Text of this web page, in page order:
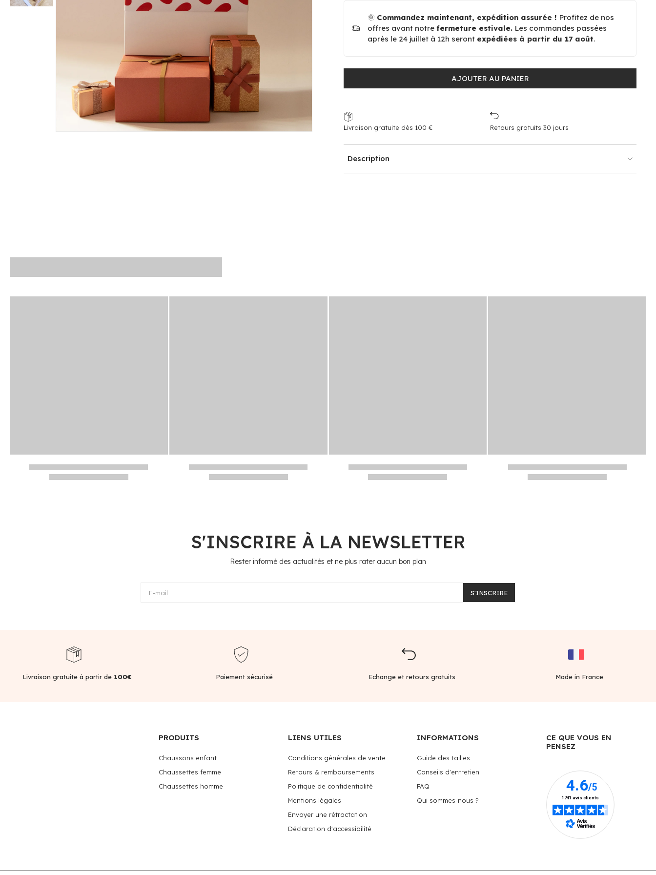
🌞 Commandez maintenant, expédition assurée ! Profitez de nos
offres avant notre fermeture estivale. Les commandes passées
après le 24 juillet à 12h seront expédiées à partir du 17 août.
AJOUTER AU PANIER
Livraison gratuite dès 100 € Retours gratuits 30 jours
Description
S'INSCRIRE À LA NEWSLETTER
Rester informé des actualités et ne plus rater aucun bon plan
E-mail S'INSCRIRE
Livraison gratuite à partir de100€ Paiement sécurisé Echange et retours gratuits Made in France
PRODUITS
Chaussons enfant
Chaussettes femme
Chaussettes homme
LIENS UTILES
Conditions générales de vente
Retours & remboursements
Politique de confidentialité
Mentions légales
Envoyer une rétractation
Déclaration d'accessibilité
INFORMATIONS
Guide des tailles
Conseils d'entretien
FAQ
Qui sommes-nous ?
CE QUE VOUS EN
PENSEZ